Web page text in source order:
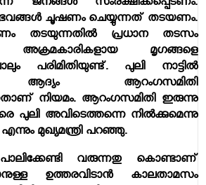
ജനങ്ങള്‍ സംരക്ഷിക്കപ്പെടണം.
ചൂഷണം ചെയ്യുന്നത് തടയണം.
തടയുന്നതില്‍ പ്രധാന തടസം
അക്രമകാരികളായ മൃഗങ്ങളെ
പരിമിതിയുണ്ട്. പുലി നാട്ടില്‍
ആദ്യം ആറംഗസമിതി
നിയമം. ആറംഗസമിതി ഇരുന്നു
പുലി അവിടെത്തന്നെ നില്‍ക്കുമെന്നു
മുഖ്യമന്ത്രി പറഞ്ഞു.
പാലിക്കേണ്ടി വരുന്നതു കൊണ്ടാണ്
ഉത്തരവിടാന്‍ കാലതാമസം